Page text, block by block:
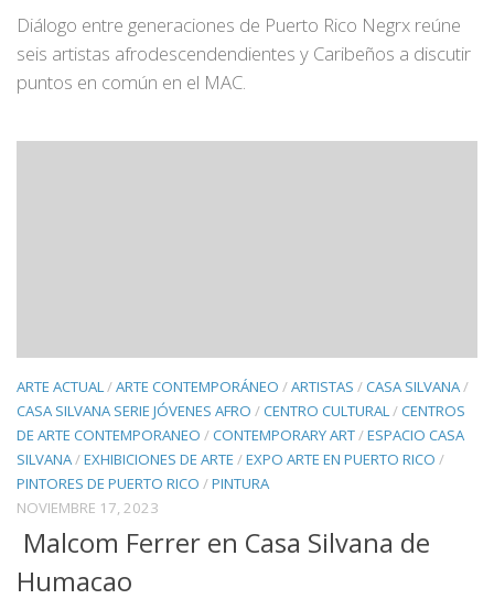
Diálogo entre generaciones de Puerto Rico Negrx reúne
seis artistas afrodescendendientes y Caribeños a discutir
puntos en común en el MAC.
ARTE ACTUAL/ARTE CONTEMPORÁNEO /ARTISTAS /CASA SILVANA/
CASA SILVANA SERIE JÓVENES AFRO /CENTRO CULTURAL/CENTROS
DE ARTE CONTEMPORANEO /CONTEMPORARY ART/ESPACIO CASA
SILVANA/EXHIBICIONES DE ARTE /EXPO ARTE EN PUERTO RICO /
PINTORES DE PUERTO RICO /PINTURA
NOVIEMBRE 17, 2023
Malcom Ferrer en Casa Silvana de
Humacao